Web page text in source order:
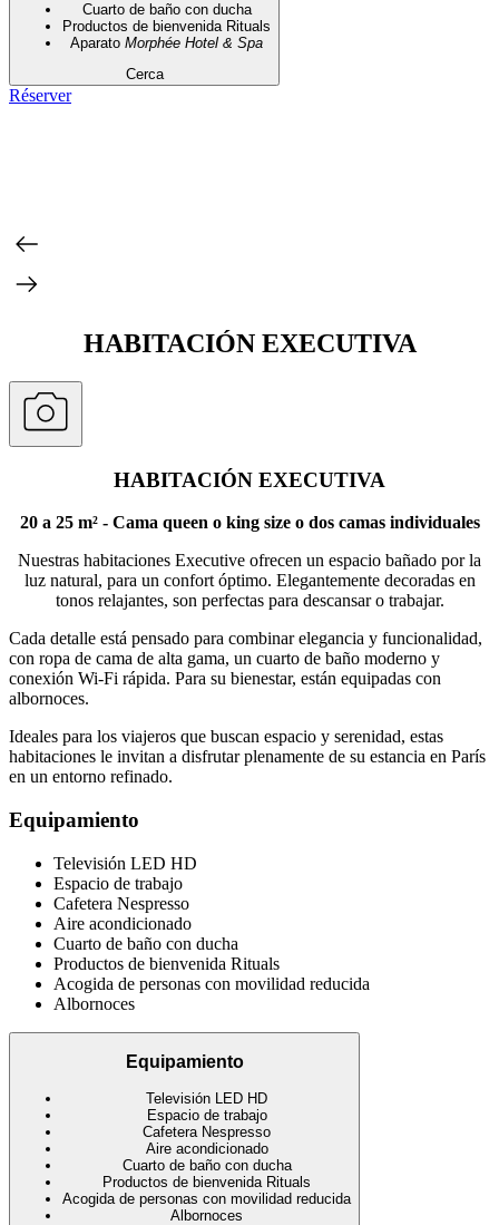
Cuarto de baño con ducha
Productos de bienvenida Rituals
Aparato Morphée Hotel & Spa
Cerca
Réserver
HABITACIÓN EXECUTIVA
HABITACIÓN EXECUTIVA
20 a 25 m² - Cama queen o king size o dos camas individuales
Nuestras habitaciones Executive ofrecen un espacio bañado por la
luz natural, para un confort óptimo. Elegantemente decoradas en
tonos relajantes, son perfectas para descansar o trabajar.
Cada detalle está pensado para combinar elegancia y funcionalidad,
con ropa de cama de alta gama, un cuarto de baño moderno y
conexión Wi-Fi rápida. Para su bienestar, están equipadas con
albornoces.
Ideales para los viajeros que buscan espacio y serenidad, estas
habitaciones le invitan a disfrutar plenamente de su estancia en París
en un entorno refinado.
Equipamiento
Televisión LED HD
Espacio de trabajo
Cafetera Nespresso
Aire acondicionado
Cuarto de baño con ducha
Productos de bienvenida Rituals
Acogida de personas con movilidad reducida
Albornoces
Equipamiento
Televisión LED HD
Espacio de trabajo
Cafetera Nespresso
Aire acondicionado
Cuarto de baño con ducha
Productos de bienvenida Rituals
Acogida de personas con movilidad reducida
Albornoces